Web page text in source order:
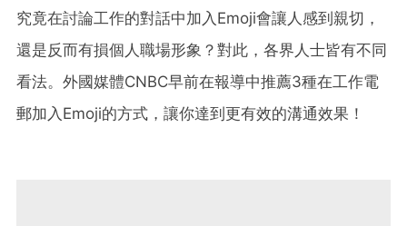
究竟在討論工作的對話中加入Emoji會讓人感到親切，
還是反而有損個人職場形象？對此，各界人士皆有不同
看法。外國媒體CNBC早前在報導中推薦3種在工作電
郵加入Emoji的方式，讓你達到更有效的溝通效果！